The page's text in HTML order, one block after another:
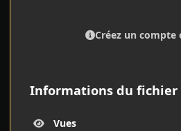
Créez un compte
Informations du fichier
Vues